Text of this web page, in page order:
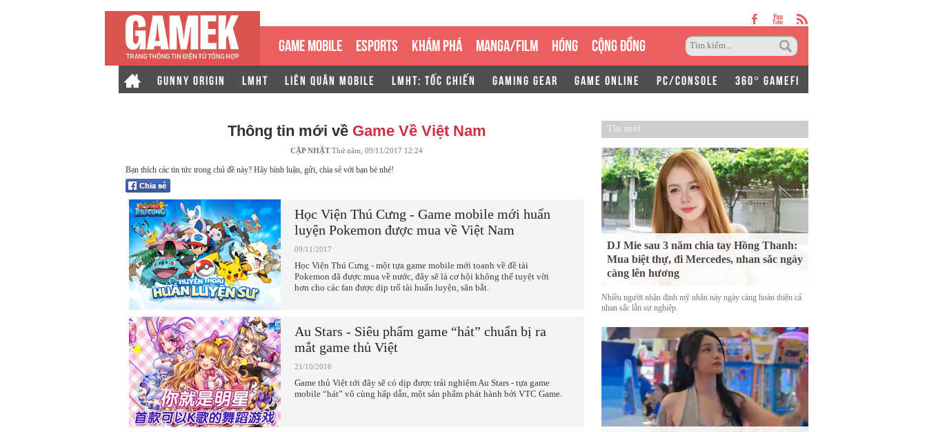
GAME MOBILE ESPORTS KHÁM PHÁ MANGA/FILM HÓNG CỘNG ĐỒNG
GUNNY ORIGIN LMHT LIÊN QUÂN MOBILE LMHT: TỐC CHIẾN GAMING GEAR GAME ONLINE PC/CONSOLE 360° GAMEFI
Thông tin mới về Game Về Việt Nam
CẬP NHẬTThứ năm, 09/11/2017 12:24
Bạn thích các tin tức trong chủ đề này? Hãy bình luận, gửi, chia sẻ với bạn bè nhé!
Học Viện Thú Cưng - Game mobile mới huấn
luyện Pokemon được mua về Việt Nam
09/11/2017
Học Viện Thú Cưng - một tựa game mobile mới toanh về đề tài
Pokemon đã được mua về nước, đây sẽ là cơ hội không thể tuyệt vời
hơn cho các fan được dịp trổ tài huấn luyện, săn bắt.
Au Stars - Siêu phẩm game “hát” chuẩn bị ra
mắt game thủ Việt
21/10/2016
Game thủ Việt tới đây sẽ có dịp được trải nghiệm Au Stars - tựa game
mobile “hát” vô cùng hấp dẫn, một sản phẩm phát hành bởi VTC Game.
Tin mới
DJ Mie sau 3 năm chia tay Hồng Thanh:
Mua biệt thự, đi Mercedes, nhan sắc ngày
càng lên hương
Nhiều người nhận định mỹ nhân này ngày càng hoàn thiện cả
nhan sắc lẫn sự nghiệp.